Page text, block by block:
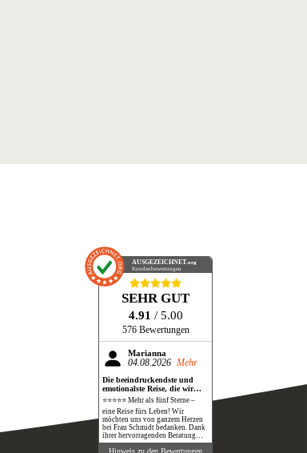
AUSGEZEICHNET.org
Kundenbewertungen
SEHR GUT
4.91 / 5.00
576 Bewertungen
Marianna
04.08.2026 Mehr
Die beeindruckendste und
emotionalste Reise, die wir
bisher gemacht haben!
⭐⭐⭐⭐⭐ Mehr als fünf Sterne –
eine Reise fürs Leben! Wir
möchten uns von ganzem Herzen
bei Frau Schmidt bedanken. Dank
ihrer hervorragenden Beratung
und perfekten Organisation
Hinweis zu den Bewertungen